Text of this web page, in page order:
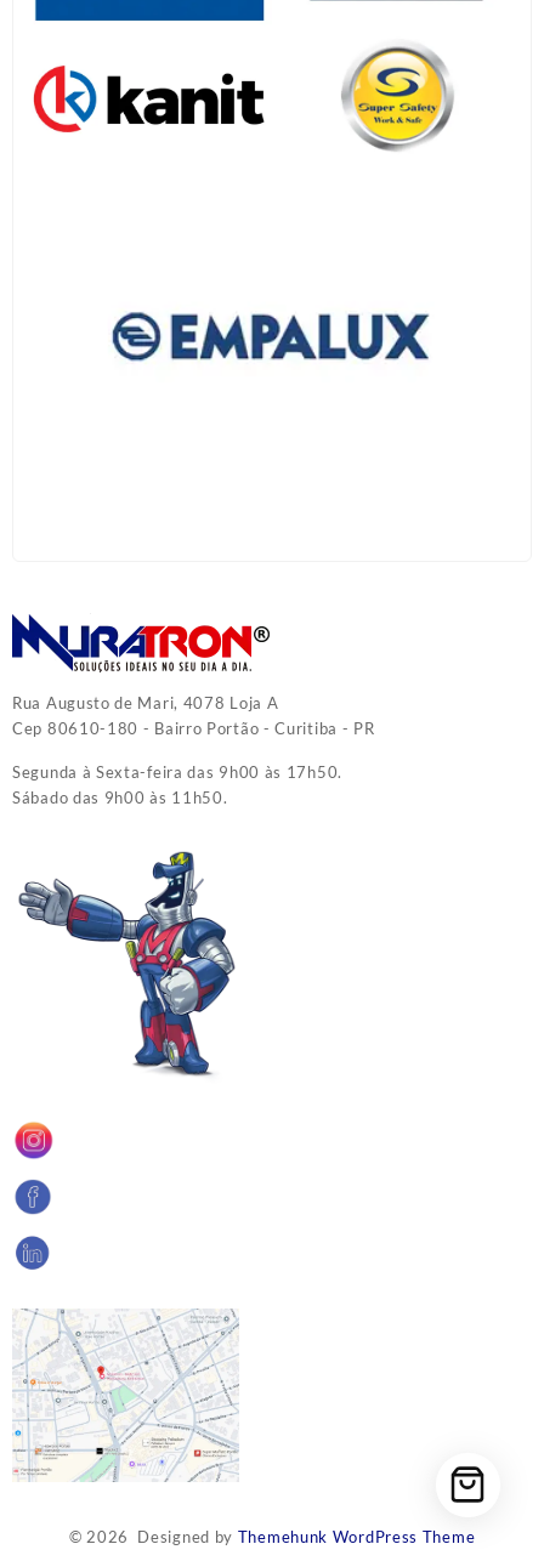
Rua Augusto de Mari, 4078 Loja A
Cep 80610-180 - Bairro Portão - Curitiba - PR
Segunda à Sexta-feira das 9h00 às 17h50.
Sábado das 9h00 às 11h50.
© 2026 Designed by Themehunk WordPress Theme